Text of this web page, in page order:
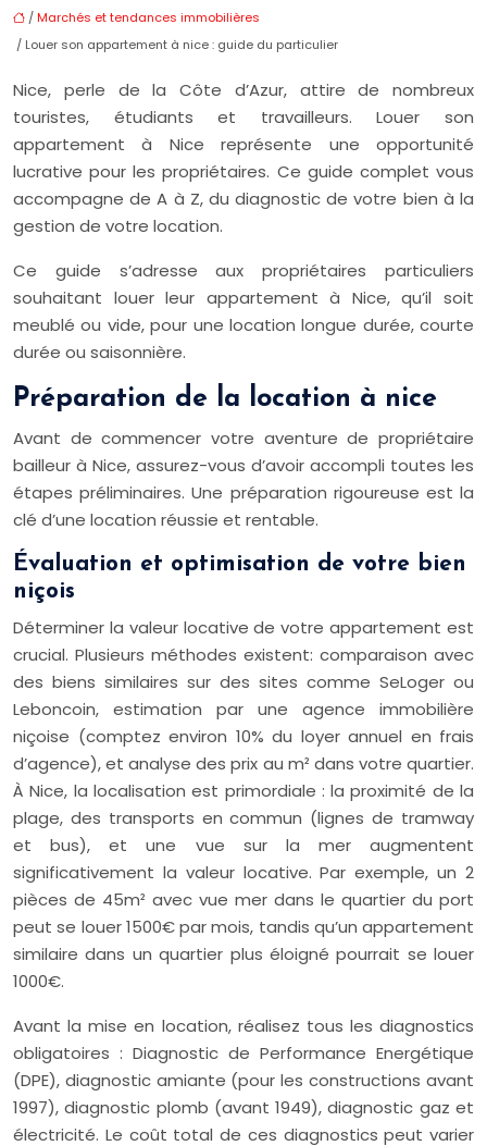
/ Marchés et tendances immobilières
/ Louer son appartement à nice : guide du particulier
Nice, perle de la Côte d’Azur, attire de nombreux
touristes, étudiants et travailleurs. Louer son
appartement à Nice représente une opportunité
lucrative pour les propriétaires. Ce guide complet vous
accompagne de A à Z, du diagnostic de votre bien à la
gestion de votre location.
Ce guide s’adresse aux propriétaires particuliers
souhaitant louer leur appartement à Nice, qu’il soit
meublé ou vide, pour une location longue durée, courte
durée ou saisonnière.
Préparation de la location à nice
Avant de commencer votre aventure de propriétaire
bailleur à Nice, assurez-vous d’avoir accompli toutes les
étapes préliminaires. Une préparation rigoureuse est la
clé d’une location réussie et rentable.
Évaluation et optimisation de votre bien
niçois
Déterminer la valeur locative de votre appartement est
crucial. Plusieurs méthodes existent: comparaison avec
des biens similaires sur des sites comme SeLoger ou
Leboncoin, estimation par une agence immobilière
niçoise (comptez environ 10% du loyer annuel en frais
d’agence), et analyse des prix au m² dans votre quartier.
À Nice, la localisation est primordiale : la proximité de la
plage, des transports en commun (lignes de tramway
et bus), et une vue sur la mer augmentent
significativement la valeur locative. Par exemple, un 2
pièces de 45m² avec vue mer dans le quartier du port
peut se louer 1500€ par mois, tandis qu’un appartement
similaire dans un quartier plus éloigné pourrait se louer
1000€.
Avant la mise en location, réalisez tous les diagnostics
obligatoires : Diagnostic de Performance Energétique
(DPE), diagnostic amiante (pour les constructions avant
1997), diagnostic plomb (avant 1949), diagnostic gaz et
électricité. Le coût total de ces diagnostics peut varier